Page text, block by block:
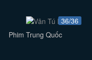
36/36
Phim Trung Quốc